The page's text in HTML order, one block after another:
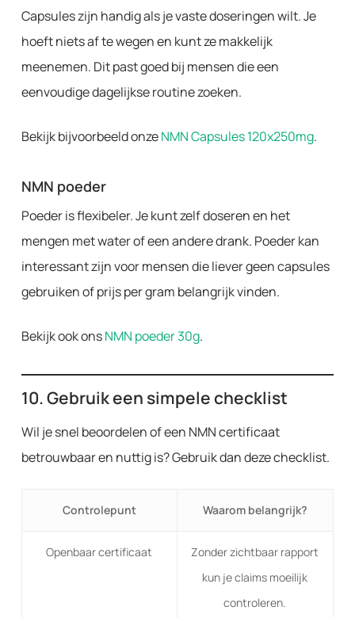
Capsules zijn handig als je vaste doseringen wilt. Je
hoeft niets af te wegen en kunt ze makkelijk
meenemen. Dit past goed bij mensen die een
eenvoudige dagelijkse routine zoeken.
Bekijk bijvoorbeeld onzeNMN Capsules 120x250mg.
NMN poeder
Poeder is flexibeler. Je kunt zelf doseren en het
mengen met water of een andere drank. Poeder kan
interessant zijn voor mensen die liever geen capsules
gebruiken of prijs per gram belangrijk vinden.
Bekijk ook onsNMN poeder 30g.
10. Gebruik een simpele checklist
Wil je snel beoordelen of een NMN certificaat
betrouwbaar en nuttig is? Gebruik dan deze checklist.
Controlepunt Waarom belangrijk?
Openbaar certificaat
Zonder zichtbaar rapport
kun je claims moeilijk
controleren.